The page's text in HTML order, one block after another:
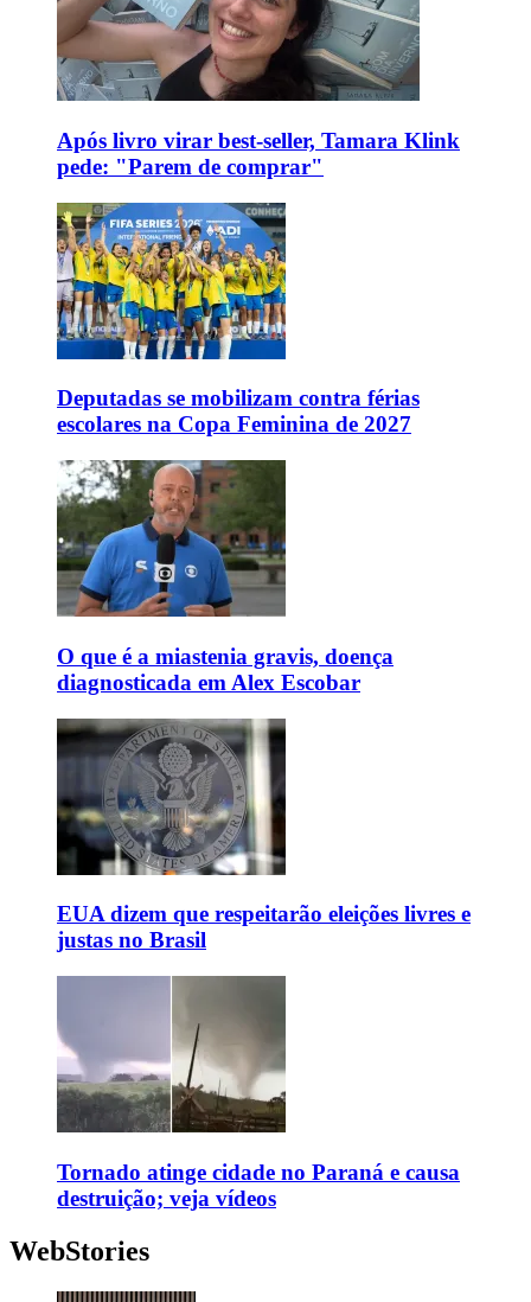
Após livro virar best-seller, Tamara Klink
pede: "Parem de comprar"
Deputadas se mobilizam contra férias
escolares na Copa Feminina de 2027
O que é a miastenia gravis, doença
diagnosticada em Alex Escobar
EUA dizem que respeitarão eleições livres e
justas no Brasil
Tornado atinge cidade no Paraná e causa
destruição; veja vídeos
WebStories